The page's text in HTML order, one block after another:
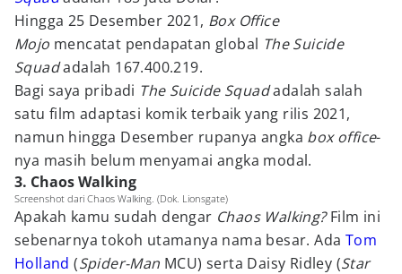
Hingga 25 Desember 2021, Box Office
Mojo mencatat pendapatan global The Suicide
Squadadalah 167.400.219.
Bagi saya pribadi The Suicide Squadadalah salah
satu film adaptasi komik terbaik yang rilis 2021,
namun hingga Desember rupanya angka box office-
nya masih belum menyamai angka modal.
3. Chaos Walking
Screenshot dari Chaos Walking. (Dok. Lionsgate)
Apakah kamu sudah dengar Chaos Walking?Film ini
sebenarnya tokoh utamanya nama besar. Ada Tom
Holland (Spider-Man MCU) serta Daisy Ridley (Star